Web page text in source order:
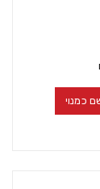
כמנוי